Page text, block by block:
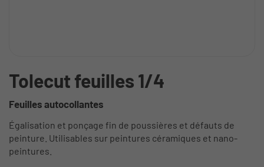
Tolecut feuilles 1/4
Feuilles autocollantes
Égalisation et ponçage fin de poussières et défauts de
peinture. Utilisables sur peintures céramiques et nano-
peintures.